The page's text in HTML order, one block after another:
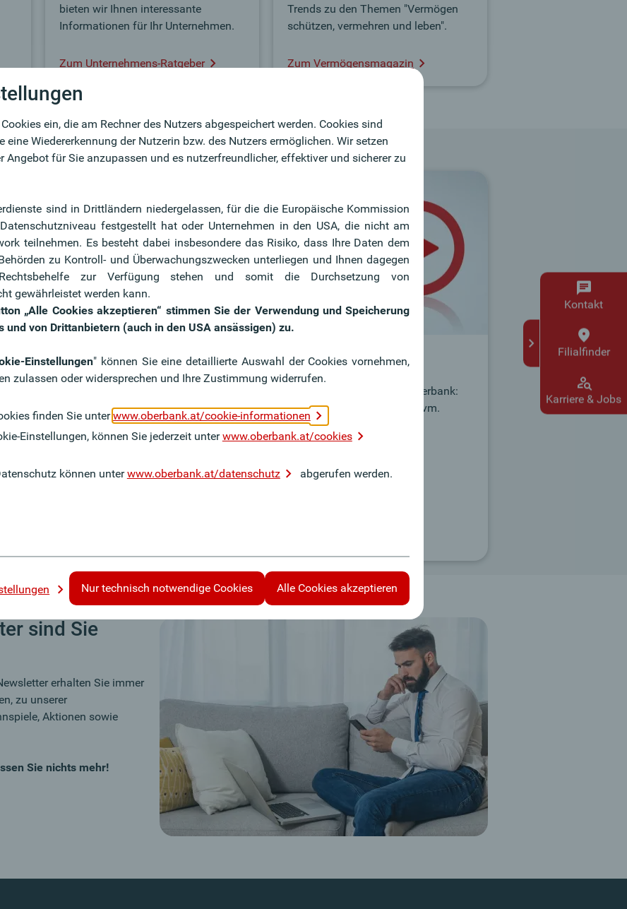
bieten wir Ihnen interessante
Informationen für Ihr Unternehmen.
Zum Unternehmens-Ratgeber
Trends zu den Themen "Vermögen
schützen, vermehren und leben".
Zum Vermögensmagazin
top informiert über alle
Events, Finanzmarkt
OberbankTV
Bleiben Sie informiert, mit aktuellen Videos der Oberbank:
Eventnachberichte, News, Erklärvideos, Services, uvm.
Zu den OberbankTV-Videos
sind Sie
erhalten Sie immer
zu unserer
Aktionen sowie
Sie nichts mehr!
Kontakt
Filialfinder
Karriere & Jobs
ein, die am Rechner des Nutzers abgespeichert werden. Cookies sind
eine Wiedererkennung der Nutzerin bzw. des Nutzers ermöglichen. Wir setzen
Angebot für Sie anzupassen und es nutzerfreundlicher, effektiver und sicherer zu
sind in Drittländern niedergelassen, für die die Europäische Kommission
festgestellt hat oder Unternehmen in den USA, die nicht am
teilnehmen. Es besteht dabei insbesondere das Risiko, dass Ihre Daten dem
zu Kontroll- und Überwachungszwecken unterliegen und Ihnen dagegen
zur Verfügung stehen und somit die Durchsetzung von
gewährleistet werden kann.
„Alle Cookies akzeptieren“ stimmen Sie der Verwendung und Speicherung
und von Drittanbietern (auch in den USA ansässigen) zu.
Einstellungen" können Sie eine detaillierte Auswahl der Cookies vornehmen,
zulassen oder widersprechen und Ihre Zustimmung widerrufen.
finden Sie unterwww.oberbank.at/cookie-informationen
Einstellungen, können Sie jederzeit unterwww.oberbank.at/cookies
können unterwww.oberbank.at/datenschutz abgerufen werden.
Nur technisch notwendige Cookies Alle Cookies akzeptieren